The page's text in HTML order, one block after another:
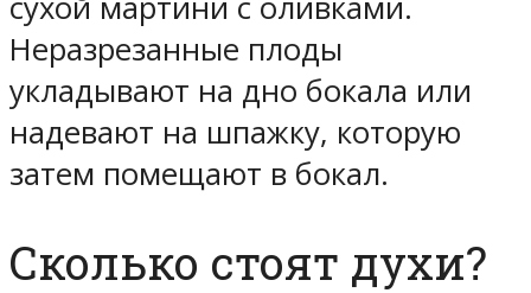
Неразрезанные плоды
укладывают на дно бокала или
надевают на шпажку, которую
затем помещают в бокал.
Сколько стоят духи?